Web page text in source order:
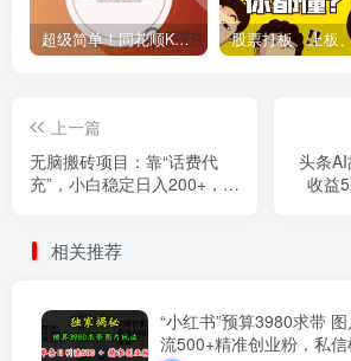
超级简单！同花顺K线界面显示行业概念指标代码图解
上一篇
无脑搬砖项目：靠“话费代
充”，小白稳定日入200+，可
头条
收益
相关推荐
“小红书”预算3980求带
流500+精准创业粉，私